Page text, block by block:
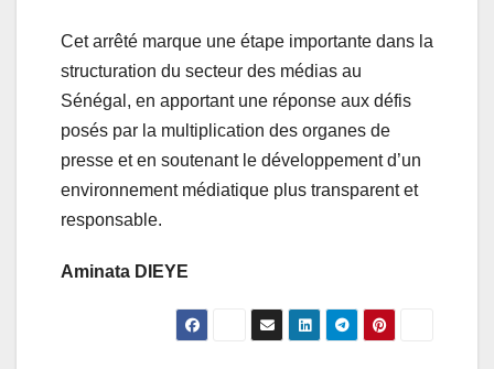
Cet arrêté marque une étape importante dans la
structuration du secteur des médias au
Sénégal, en apportant une réponse aux défis
posés par la multiplication des organes de
presse et en soutenant le développement d’un
environnement médiatique plus transparent et
responsable.
Aminata DIEYE